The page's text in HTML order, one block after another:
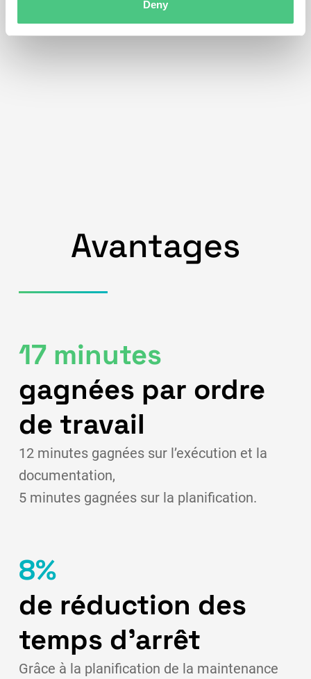
Deny
Avantages
17 minutes
gagnées par ordre
de travail
12 minutes gagnées sur l’exécution et la
documentation,
5 minutes gagnées sur la planification.
8%
de réduction des
temps d’arrêt
Grâce à la planification de la maintenance